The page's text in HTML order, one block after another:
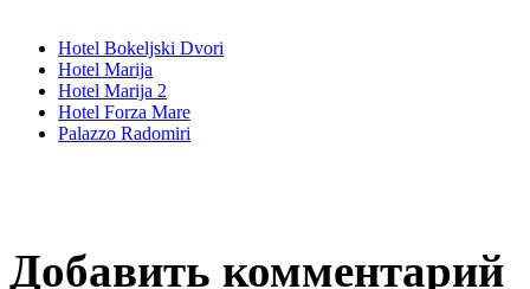
Hotel Bokeljski Dvori
Hotel Marija
Hotel Marija 2
Hotel Forza Mare
Palazzo Radomiri
Добавить комментарий